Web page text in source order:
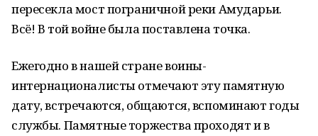
пересекла мост пограничной реки Амударьи.
Всё! В той войне была поставлена точка.
Ежегодно в нашей стране воины-
интернационалисты отмечают эту памятную
дату, встречаются, общаются, вспоминают годы
службы. Памятные торжества проходят и в